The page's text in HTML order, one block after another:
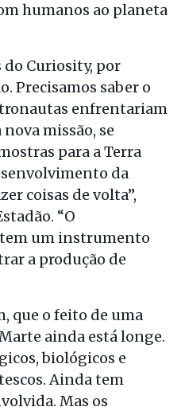
humanos ao planeta
Curiosity, por
Precisamos saber o
enfrentariam
missão, se
para a Terra
da
coisas de volta”,
“O
um instrumento
a produção de
que o feito de uma
ainda está longe.
biológicos e
Ainda tem
Mas os